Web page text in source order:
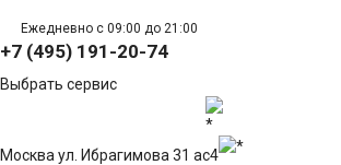
Ежедневно с 09:00 до 21:00
+7 (495) 191-20-74
Выбрать сервис
Москва ул. Ибрагимова 31 ас4